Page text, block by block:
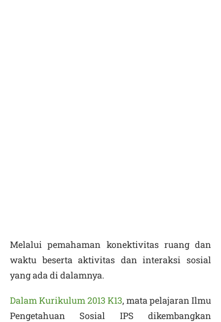
Melalui pemahaman konektivitas ruang dan
waktu beserta aktivitas dan interaksi sosial
yang ada di dalamnya.
Dalam Kurikulum 2013 K13, mata pelajaran Ilmu
Pengetahuan Sosial IPS dikembangkan